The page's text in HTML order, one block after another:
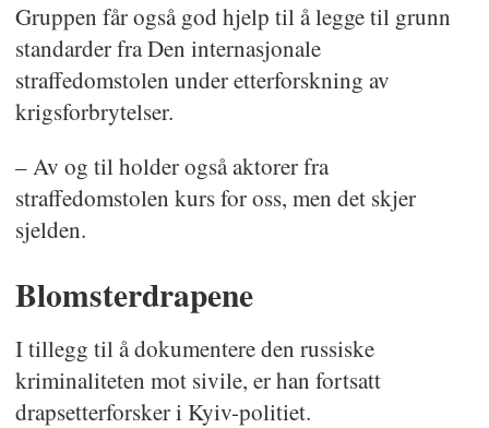
Gruppen får også god hjelp til å legge til grunn
standarder fra Den internasjonale
straffedomstolen under etterforskning av
krigsforbrytelser.
– Av og til holder også aktorer fra
straffedomstolen kurs for oss, men det skjer
sjelden.
Blomsterdrapene
I tillegg til å dokumentere den russiske
kriminaliteten mot sivile, er han fortsatt
drapsetterforsker i Kyiv-politiet.